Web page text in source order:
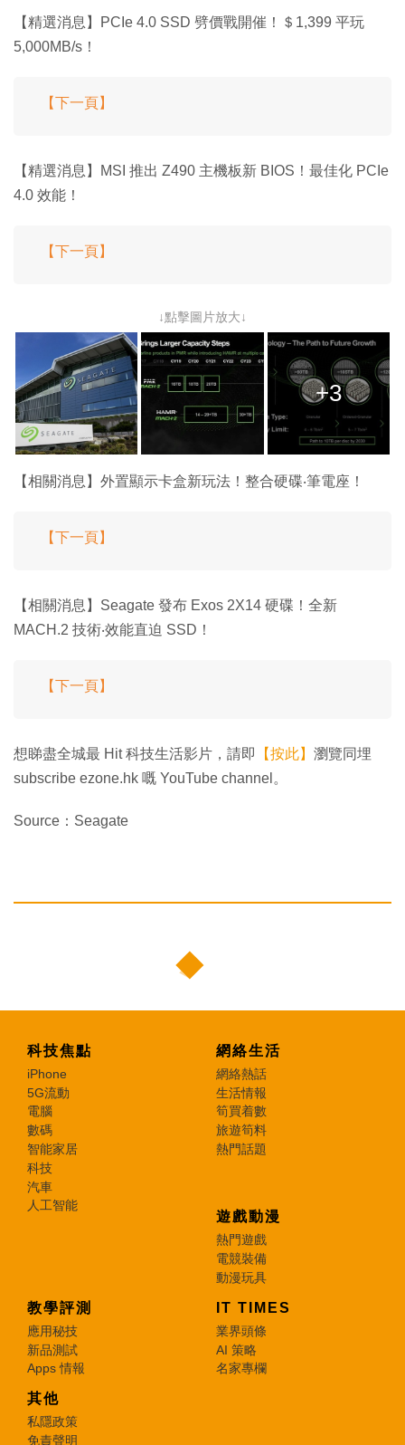
【精選消息】PCIe 4.0 SSD 劈價戰開催！＄1,399 平玩
5,000MB/s！
【下一頁】
【精選消息】MSI 推出 Z490 主機板新 BIOS！最佳化 PCIe
4.0 效能！
【下一頁】
↓點擊圖片放大↓
+3
【相關消息】外置顯示卡盒新玩法！整合硬碟‧筆電座！
【下一頁】
【相關消息】Seagate 發布 Exos 2X14 硬碟！全新
MACH.2 技術‧效能直迫 SSD！
【下一頁】
想睇盡全城最 Hit 科技生活影片，請即 【按此】 瀏覽同埋
subscribe ezone.hk 嘅 YouTube channel。
Source：Seagate
科技焦點
iPhone
5G流動
電腦
數碼
智能家居
科技
汽車
人工智能
網絡生活
網絡熱話
生活情報
筍買着數
旅遊筍料
熱門話題
遊戲動漫
熱門遊戲
電競裝備
動漫玩具
教學評測
應用秘技
新品測試
Apps 情報
IT TIMES
業界頭條
AI 策略
名家專欄
其他
私隱政策
免責聲明